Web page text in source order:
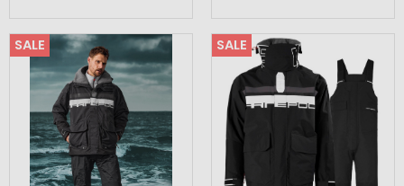
SALE SALE